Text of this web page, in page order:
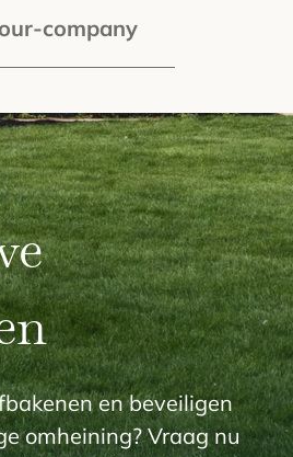
company
en beveiligen
omheining? Vraag nu